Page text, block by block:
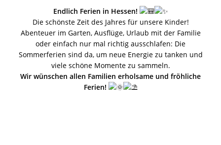
Endlich Ferien in Hessen!
Die schönste Zeit des Jahres für unsere Kinder!
Abenteuer im Garten, Ausflüge, Urlaub mit der Familie
oder einfach nur mal richtig ausschlafen: Die
Sommerferien sind da, um neue Energie zu tanken und
viele schöne Momente zu sammeln.
Wir wünschen allen Familien erholsame und fröhliche
Ferien!